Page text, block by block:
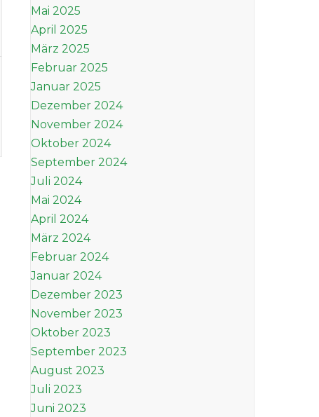
Mai 2025
April 2025
März 2025
Februar 2025
Januar 2025
Dezember 2024
November 2024
Oktober 2024
September 2024
Juli 2024
Mai 2024
April 2024
März 2024
Februar 2024
Januar 2024
Dezember 2023
November 2023
Oktober 2023
September 2023
August 2023
Juli 2023
Juni 2023